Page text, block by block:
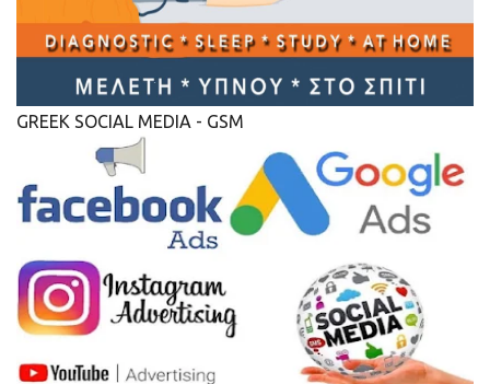
GREEK SOCIAL MEDIA - GSM